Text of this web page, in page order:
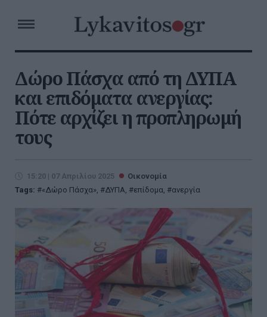
Δώρο Πάσχα από τη ΔΥΠΑ
και επιδόματα ανεργίας:
Πότε αρχίζει η προπληρωμή
τους
15:20 | 07 Απριλίου 2025
Οικονομία
Tags:
«Δώρο Πάσχα», ΔΥΠΑ, επίδομα, ανεργία